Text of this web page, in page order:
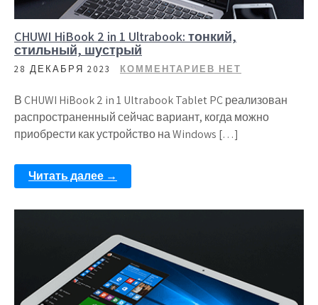
CHUWI HiBook 2 in 1 Ultrabook: тонкий,
стильный, шустрый
28 ДЕКАБРЯ 2023 КОММЕНТАРИЕВ НЕТ
В CHUWI HiBook 2 in 1 Ultrabook Tablet PC реализован
распространенный сейчас вариант, когда можно
приобрести как устройство на Windows […]
Читать далее →